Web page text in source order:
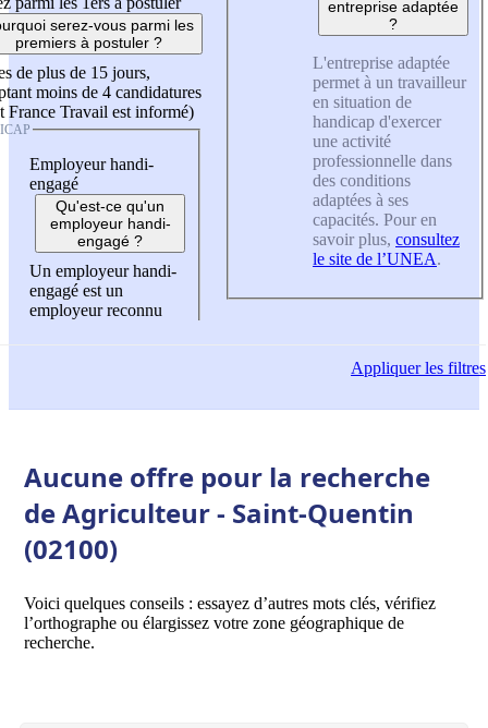
serez-vous parmi les
premiers à postuler ?
de plus de 15 jours,
moins de 4 candidatures
France Travail est informé)
Employeur handi-
engagé
Qu'est-ce qu'un
employeur handi-
engagé ?
Un employeur handi-
engagé est un
employeur reconnu
entreprise adaptée
?
L'entreprise adaptée
permet à un travailleur
en situation de
handicap d'exercer
une activité
professionnelle dans
des conditions
adaptées à ses
capacités. Pour en
savoir plus, consultez
le site de l’UNEA.
Appliquerles filtres
Aucune offre pour la recherche
de Agriculteur - Saint-Quentin
(02100)
Voici quelques conseils : essayez d’autres mots clés, vérifiez
l’orthographe ou élargissez votre zone géographique de
recherche.